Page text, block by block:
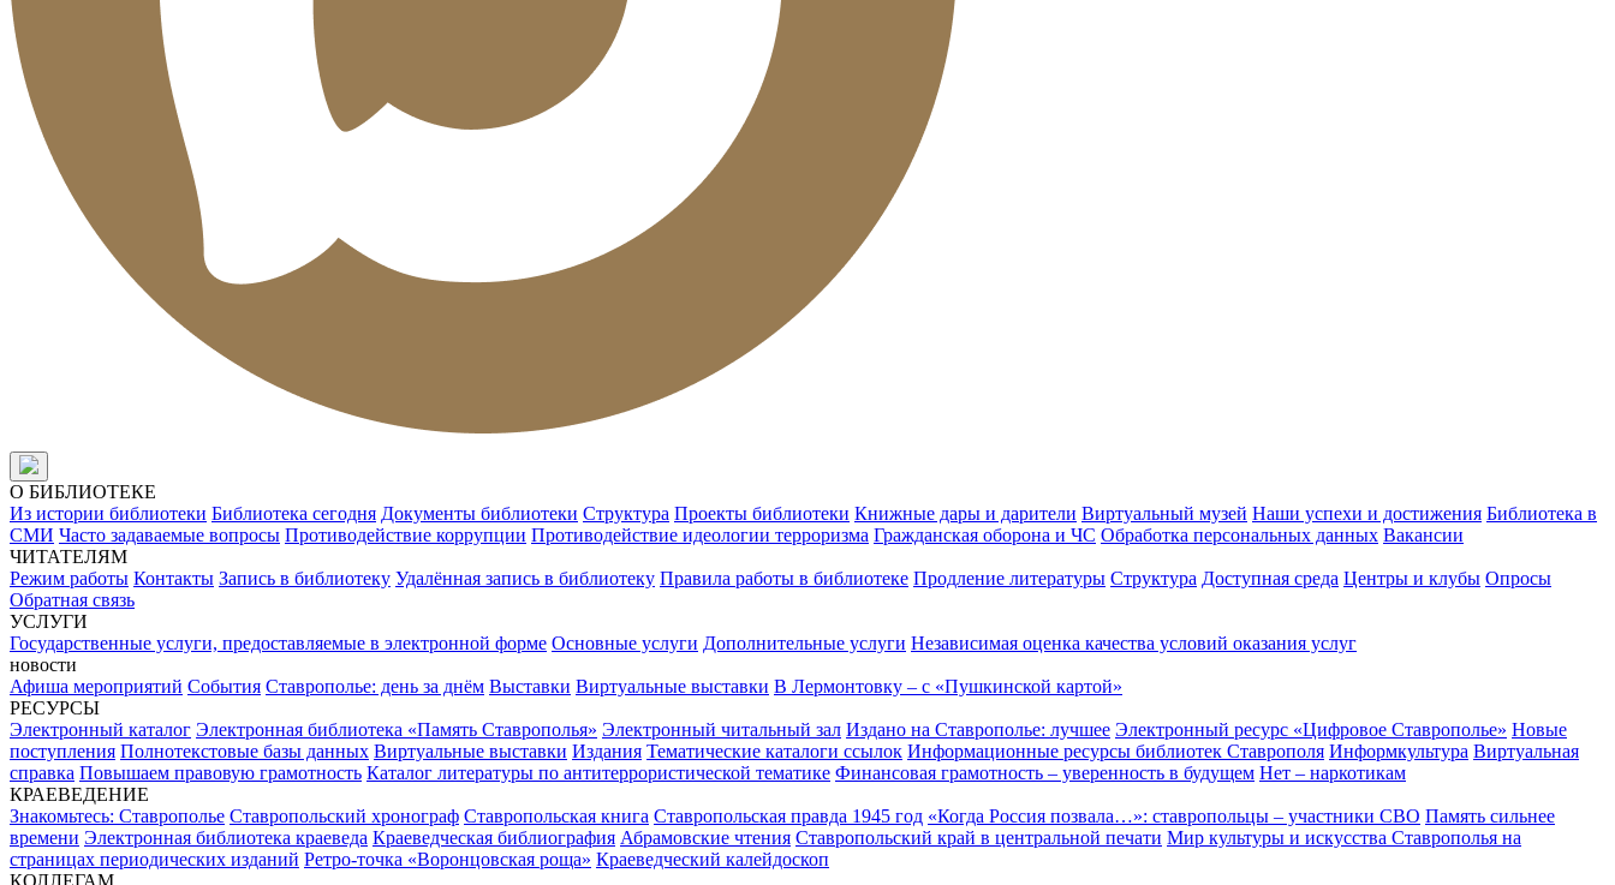
О БИБЛИОТЕКЕ
Из истории библиотеки Библиотека сегодня Документы библиотеки Структура Проекты библиотеки Книжные дары и дарители Виртуальный музей Наши успехи и достижения Библиотека в
СМИ Часто задаваемые вопросы Противодействие коррупции Противодействие идеологии терроризма Гражданская оборона и ЧС Обработка персональных данных Вакансии
ЧИТАТЕЛЯМ
Режим работы Контакты Запись в библиотеку Удалённая запись в библиотеку Правила работы в библиотеке Продление литературы Структура Доступная среда Центры и клубы Опросы
Обратная связь
УСЛУГИ
Государственные услуги, предоставляемые в электронной форме Основные услуги Дополнительные услуги Независимая оценка качества условий оказания услуг
новости
Афиша мероприятий События Ставрополье: день за днём Выставки Виртуальные выставки В Лермонтовку – с «Пушкинской картой»
РЕСУРСЫ
Электронный каталог Электронная библиотека «Память Ставрополья» Электронный читальный зал Издано на Ставрополье: лучшее Электронный ресурс «Цифровое Ставрополье» Новые
поступления Полнотекстовые базы данных Виртуальные выставки Издания Тематические каталоги ссылок Информационные ресурсы библиотек Ставрополя Информкультура Виртуальная
справка Повышаем правовую грамотность Каталог литературы по антитеррористической тематике Финансовая грамотность – уверенность в будущем Нет – наркотикам
КРАЕВЕДЕНИЕ
Знакомьтесь: Ставрополье Ставропольский хронограф Ставропольская книга Ставропольская правда 1945 год «Когда Россия позвала…»: ставропольцы – участники СВО Память сильнее
времени Электронная библиотека краеведа Краеведческая библиография Абрамовские чтения Ставропольский край в центральной печати Мир культуры и искусства Ставрополья на
страницах периодических изданий Ретро-точка «Воронцовская роща» Краеведческий калейдоскоп
КОЛЛЕГАМ